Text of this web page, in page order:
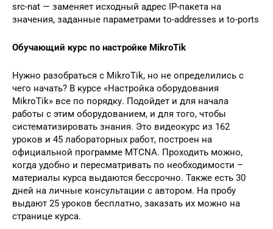
src-nat — заменяет исходный адрес IP-пакета на
значения, заданные параметрами to-addresses и to-ports
Обучающий курс по настройке MikroTik
Нужно разобраться с MikroTik, но не определились с
чего начать? В курсе «Настройка оборудования
MikroTik» все по порядку. Подойдет и для начала
работы с этим оборудованием, и для того, чтобы
систематизировать знания. Это видеокурс из 162
уроков и 45 лабораторных работ, построен на
официальной программе MTCNA. Проходить можно,
когда удобно и пересматривать по необходимости –
материалы курса выдаются бессрочно. Также есть 30
дней на личные консультации с автором. На пробу
выдают 25 уроков бесплатно, заказать их можно на
странице курса.